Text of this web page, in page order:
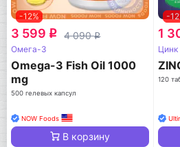
-12%
3 599 q 4 090q
Омега-3
Omega-3 Fish Oil 1000
mg
500 гелевых капсул
NOW Foods
В корзину
-
1
Цинк
120